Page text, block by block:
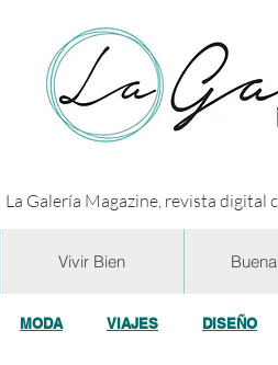
La Galería Magazine, revista digital
Vivir Bien
MODA VIAJES DISEÑO